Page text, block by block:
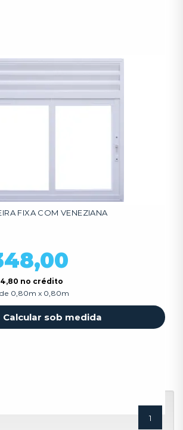
FIXA COM VENEZIANA
no crédito
0,80m x 0,80m
Calcular sob medida
1